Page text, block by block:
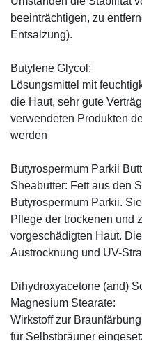
beeinträchtigen, zu
Entsalzung).
Butylene Glycol:
Lösungsmittel mit
die Haut, sehr gute
verwendeten Produkten
werden
Butyrospermum Parkii
Sheabutter: Fett aus den
Butyrospermum Parkii.
Pflege der trockenen und
vorgeschädigten Haut.
Austrocknung und UV-
Dihydroxyacetone (and)
Magnesium Stearate:
Wirkstoff zur
für Selbstbräuner